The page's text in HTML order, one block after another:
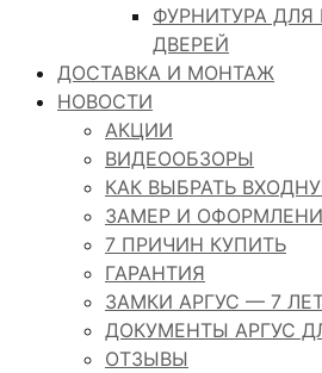
ФУРНИТУРА
ДВЕРЕЙ
ДОСТАВКА И МОНТАЖ
НОВОСТИ
АКЦИИ
ВИДЕООБЗОРЫ
КАК ВЫБРАТЬ
ЗАМЕР И
7 ПРИЧИН КУПИТЬ
ГАРАНТИЯ
ЗАМКИ АРГУС — 7
ДОКУМЕНТЫ АРГУС
ОТЗЫВЫ